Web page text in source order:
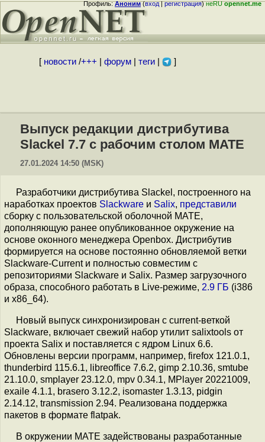
Профиль:Аноним(вход|регистрация)неRUopennet.me
[ новости/+++ форум| теги| ]
Выпуск редакции дистрибутива
Slackel 7.7 с рабочим столом MATE
27.01.2024 14:50 (MSK)
Разработчики дистрибутива Slackel, построенного на
наработках проектов Slackware и Salix, представили
сборку с пользовательской оболочной MATE,
дополняющую ранее опубликованное окружение на
основе оконного менеджера Openbox. Дистрибутив
формируется на основе постоянно обновляемой ветки
Slackware-Current и полностью совместим с
репозиториями Slackware и Salix. Размер загрузочного
образа, способного работать в Live-режиме, 2.9 ГБ (i386
и x86_64).
Новый выпуск синхронизирован с current-веткой
Slackware, включает свежий набор утилит salixtools от
проекта Salix и поставляется с ядром Linux 6.6.
Обновлены версии программ, например, firefox 121.0.1,
thunderbird 115.6.1, libreoffice 7.6.2, gimp 2.10.36, smtube
21.10.0, smplayer 23.12.0, mpv 0.34.1, MPlayer 20221009,
exaile 4.1.1, brasero 3.12.2, isomaster 1.3.13, pidgin
2.14.12, transmission 2.94. Реализована поддержка
пакетов в формате flatpak.
В окружении MATE задействованы разработанные